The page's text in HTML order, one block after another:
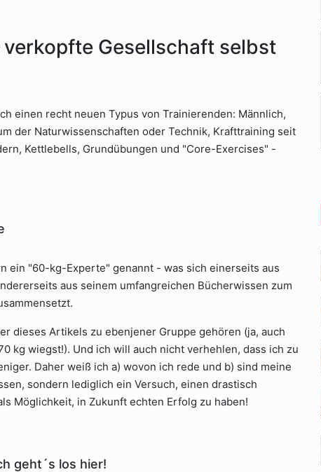
Gesellschaft selbst
einen recht neuen Typus von Trainierenden: Männlich,
der Naturwissenschaften oder Technik, Krafttraining seit
Kettlebells, Grundübungen und "Core-Exercises" -
ein "60-kg-Experte" genannt - was sich einerseits aus
aus seinem umfangreichen Bücherwissen zum
dieses Artikels zu ebenjener Gruppe gehören (ja, auch
kg wiegst!). Und ich will auch nicht verhehlen, dass ich zu
Daher weiß ich a) wovon ich rede und b) sind meine
sondern lediglich ein Versuch, einen drastisch
Möglichkeit, in Zukunft echten Erfolg zu haben!
geht´s los hier!